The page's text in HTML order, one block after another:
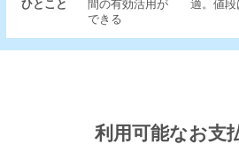
ひとこと
間の有効活用が
できる
適。値段
利用可能なお支